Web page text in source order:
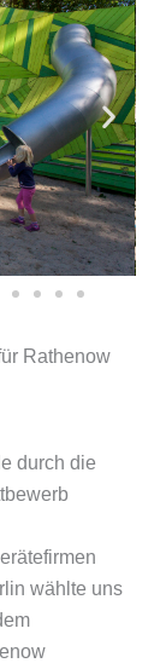
Rathenow
durch die
wählte uns